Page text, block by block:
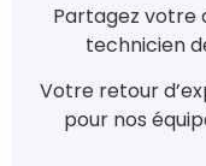
Partagez votre
technicien
Votre retour
pour nos